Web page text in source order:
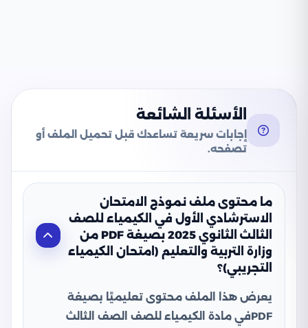
الأسئلة الشائعة
إجابات سريعة تساعدك قبل تحميل الملف أو
تصفحه.
ما محتوى ملف نموذج الامتحان
الاسترشادي الأول في الكيمياء للصف
الثالث الثانوي 2025 بصيغة PDF من
وزارة التربية والتعليم (امتحان الكيمياء
التجريبي)؟
يعرض هذا الملف محتوى تعليميًا بصيغة
PDFفي مادة الكيمياء للصف الصف الثالث